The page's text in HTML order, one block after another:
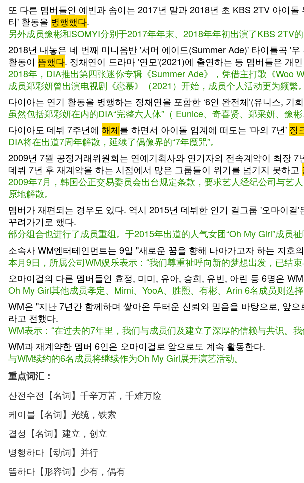
또 다른 멤버들인 예빈과 솜이는 2017년 말과 2018년 초 KBS 2TV 아이
티' 활동을 병행했다.
另外成员豫彬和SOMYI分别于2017年年末、2018年年初出演了KBS 2TV
2018년 내놓은 네 번째 미니음반 '서머 에이드(Summer Ade)' 타이틀곡 '
활동이 뜸했다. 정채연이 드라마 '연모'(2021)에 출연하는 등 멤버들은 개
2018年，DIA推出第四张迷你专辑《Summer Ade》，凭借主打歌《Woo
成员郑彩妍曾出演电视剧《恋慕》（2021）开始，成员个人活动更为频繁。
다이아는 연기 활동을 병행하는 정채연을 포함한 ‘6인 완전체’(유니스,
虽然包括郑彩妍在内的DIA“完整六人体”（ Eunice、奇喜贤、郑采妍、豫
다이아도 데뷔 7주년에 해체를 하면서 아이돌 업계에 떠도는 '마의 7년' 징
DIA将在出道7周年解散，延续了偶像界的“7年魔咒”。
2009년 7월 공정거래위원회는 연예기획사와 연기자의 전속계약이 최장
데뷔 7년 후 재계약을 하는 시점에서 많은 그룹들이 위기를 넘기지 못하고
2009年7月，韩国公正交易委员会出台规定条款，要求艺人经纪公司与艺
原地解散。
멤버가 재편되는 경우도 있다. 역시 2015년 데뷔한 인기 걸그룹 '오마이
꾸려가기로 했다.
部分组合也进行了成员重组。于2015年出道的人气女团“Oh My Girl”成员
소속사 WM엔터테인먼트는 9일 "새로운 꿈을 향해 나아가고자 하는 지
本月9日，所属公司WM娱乐表示：“我们尊重祉呼向新的梦想出发，已结
오마이걸의 다른 멤버들인 효정, 미미, 유아, 승희, 유빈, 아린 등 6명은
Oh My Girl其他成员孝定、Mimi、YooA、胜熙、有彬、Arin 6名成员则选择
WM은 "지난 7년간 함께하며 쌓아온 두터운 신뢰와 믿음을 바탕으로, 앞
라고 전했다.
WM表示：“在过去的7年里，我们与成员们及建立了深厚的信赖与共识。
WM과 재계약한 멤버 6인은 오마이걸로 앞으로도 계속 활동한다.
与WM续约的6名成员将继续作为Oh My Girl展开演艺活动。
重点词汇：
산전수전【名词】千辛万苦，千难万险
케이블【名词】光缆，铁索
결성【名词】建立，创立
병행하다【动词】并行
뜸하다【形容词】少有，偶有